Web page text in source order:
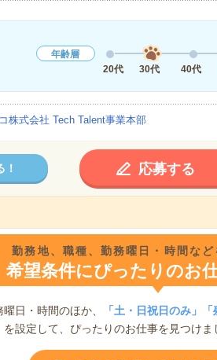
年齢層
20代
30代 40代
株式会社 Tech Talent事業本部
！ 応募する
勤務地、職種、勤務曜日・時間な
希望条件にぴったりのお
日・時間のほか、 「土・日祝日のみ」「
設定して、ぴったりのお仕事を見つけま